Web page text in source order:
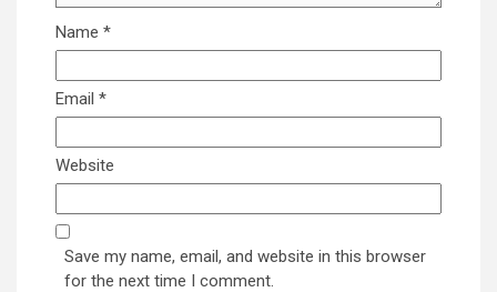
Name *
Email *
Website
Save my name, email, and website in this browser
for the next time I comment.